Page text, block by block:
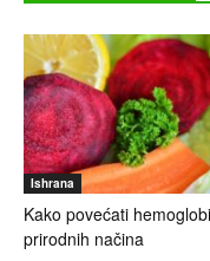
Ishrana
Kako povećati
prirodnih načina